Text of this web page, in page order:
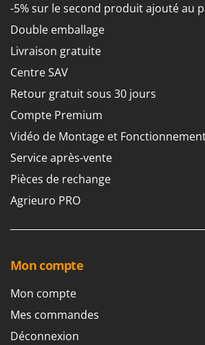
-5% sur le second produit ajouté au
Double emballage
Livraison gratuite
Centre SAV
Retour gratuit sous 30 jours
Compte Premium
Vidéo de Montage et
Service après-vente
Pièces de rechange
Agrieuro PRO
Mon compte
Mon compte
Mes commandes
Déconnexion